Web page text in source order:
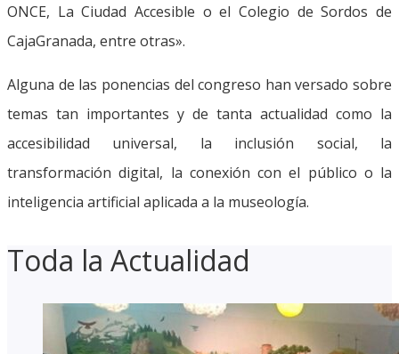
ONCE, La Ciudad Accesible o el Colegio de Sordos de
CajaGranada, entre otras».
Alguna de las ponencias del congreso han versado sobre
temas tan importantes y de tanta actualidad como la
accesibilidad universal, la inclusión social, la
transformación digital, la conexión con el público o la
inteligencia artificial aplicada a la museología.
Toda la Actualidad